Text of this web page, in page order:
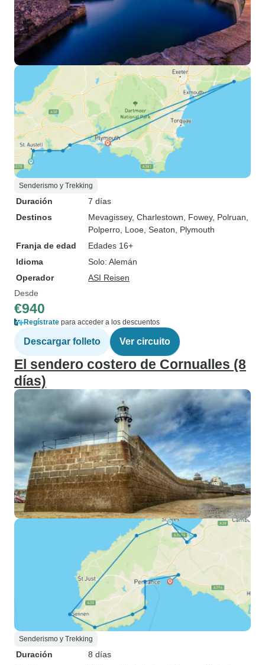
Senderismo y Trekking
Duración
7 días
Destinos
Mevagissey, Charlestown , Fowey, Polruan
Polperro , Looe , Seaton , Plymouth
Franja de edad
Edades 16+
Idioma
Solo: Alemán
Operador
ASI Reisen
Desde
€940
Regístrate para acceder a los descuentos
Descargar folleto Ver circuito
El sendero costero de Cornualles (8
días)
Senderismo y Trekking
Duración
8 días